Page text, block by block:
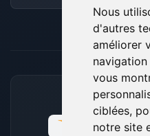
Nous
d'autres
améliorer
vous
ciblées,
notre site
MOYENS DE